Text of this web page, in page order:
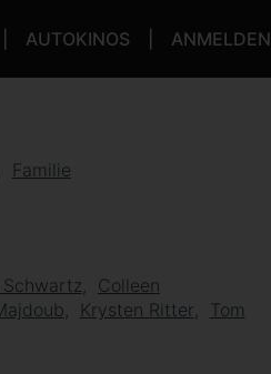
AUTOKINOS ANMELDEN
Familie
Schwartz
Colleen
Krysten Ritter
Tom